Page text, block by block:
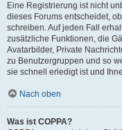
Eine Registrierung ist nicht
dieses Forums entscheidet,
schreiben. Auf jeden Fall
zusätzliche Funktionen, die
Avatarbilder, Private
zu Benutzergruppen und so
sie schnell erledigt ist und
Nach oben
Was ist COPPA?